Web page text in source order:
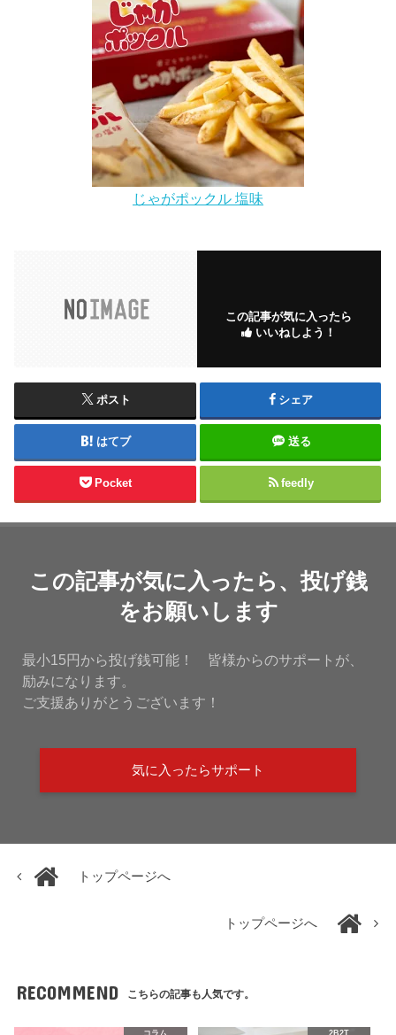
じゃがポックル 塩味
この記事が気に入ったら
いいねしよう！
ポスト シェア
はてブ 送る
Pocket feedly
この記事が気に入ったら、投げ銭
をお願いします
最小15円から投げ銭可能！ 皆様からのサポートが、
励みになります。
ご支援ありがとうございます！
気に入ったらサポート
トップページへ
トップページへ
RECOMMEND こちらの記事も人気です。
コラム 2B2T